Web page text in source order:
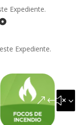
Expediente.
Expediente.